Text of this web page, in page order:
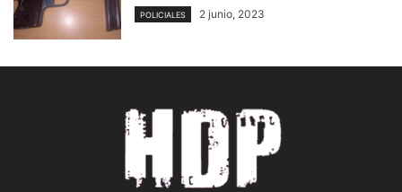
POLICIALES 2 junio, 2023